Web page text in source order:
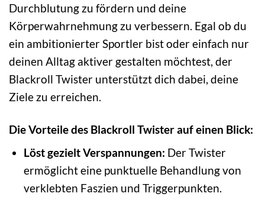
Durchblutung zu fördern und deine
Körperwahrnehmung zu verbessern. Egal ob du
ein ambitionierter Sportler bist oder einfach nur
deinen Alltag aktiver gestalten möchtest, der
Blackroll Twister unterstützt dich dabei, deine
Ziele zu erreichen.
Die Vorteile des Blackroll Twister auf einen Blick:
Löst gezielt Verspannungen: Der Twister
ermöglicht eine punktuelle Behandlung von
verklebten Faszien und Triggerpunkten.